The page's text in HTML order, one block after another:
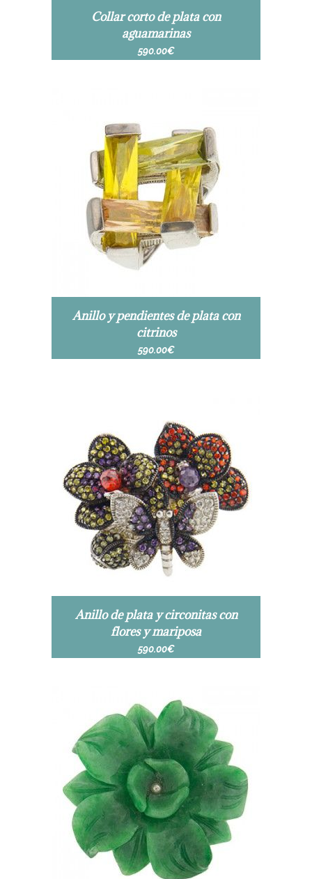
Collar corto de plata con
aguamarinas
590.00€
Anillo y pendientes de plata con
citrinos
590.00€
Anillo de plata y circonitas con
flores y mariposa
590.00€